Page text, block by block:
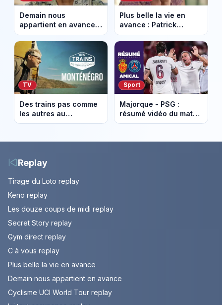
Demain nous
appartient en avance:
Alex révèle son lourd
secret. Episode du 7
août 2026.
Plus belle la vie en
avance : Patrick
victime d’un malaise.
Episode du 7 août
2026 (spoiler)
TV
Des trains pas comme
les autres au
Monténégro : Philippe
l’Adriatique
Sport
Majorque - PSG :
résumé vidéo du match
amical du 5 août 2026
Replay
Tirage du Loto replay
Keno replay
Les douze coups de midi replay
Secret Story replay
Gym direct replay
C à vous replay
Plus belle la vie en avance
Demain nous appartient en avance
Cyclisme UCI World Tour replay